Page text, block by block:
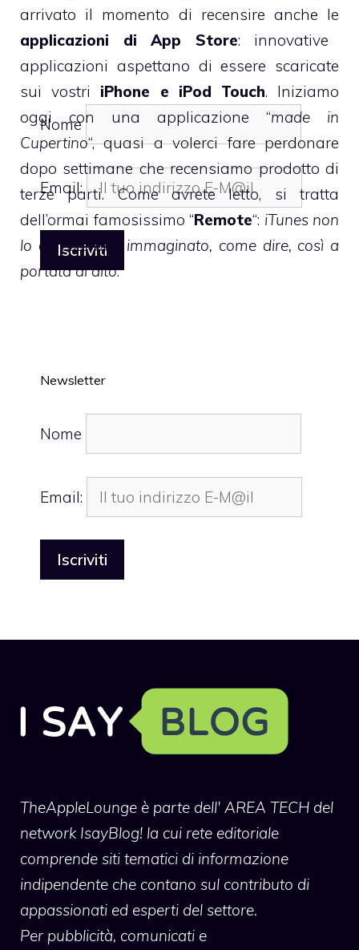
arrivato il momento di recensire anche le
applicazioni di App Store: innovative
applicazioni aspettano di essere scaricate
sui vostri iPhone e iPod Touch. Iniziamo
oggi con una applicazione “made in
Cupertino“, quasi a volerci fare perdonare
dopo settimane che recensiamo prodotto di
terze parti. Come avrete letto, si tratta
dell’ormai famosissimo “Remote“: iTunes non
lo avreste mai immaginato, come dire, così a
portata di dito.
Nome
Email:
Newsletter
Nome
Email:
TheAppleLounge è parte dell' AREA TECH del
network IsayBlog! la cui rete editoriale
comprende siti tematici di informazione
indipendente che contano sul contributo di
appassionati ed esperti del settore.
Per pubblicità, comunicati e